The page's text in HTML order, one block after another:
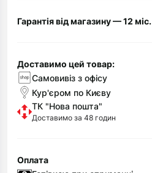
Гарантія від магазину — 12 міс.
Доставимо цей товар:
Самовивіз з офісу
Кур'єром по Києву
ТК "Нова пошта"
Доставимо за 48 годин
Оплата